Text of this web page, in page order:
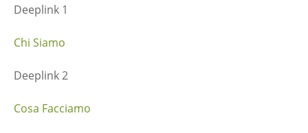
Deeplink 1
Chi Siamo
Deeplink 2
Cosa Facciamo